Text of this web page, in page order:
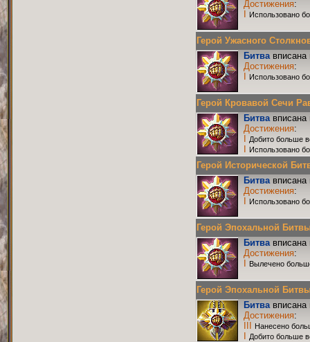
Достижения:
Использовано
Герой Ужасного
Битвавписана
Достижения:
Использовано
Герой Кровавой Сечи
Битвавписана
Достижения:
Добито больше
Использовано
Герой Исторической
Битвавписана
Достижения:
Использовано
Герой Эпохальной
Битвавписана
Достижения:
Вылечено
Герой Эпохальной
Битвавписана
Достижения:
Нанесено
Добито больше